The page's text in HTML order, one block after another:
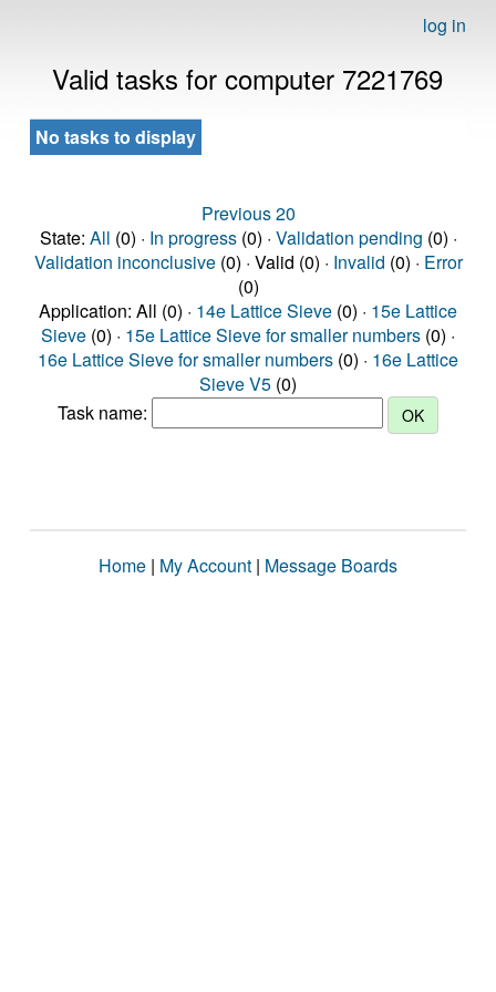
log in
Valid tasks for computer 7221769
No tasks to display
Previous 20
State: All (0) · In progress(0) · Validation pending (0) ·
Validation inconclusive(0) · Valid (0) · Invalid (0) · Error
(0)
Application: All (0) · 14e Lattice Sieve (0) · 15e Lattice
Sieve (0) · 15e Lattice Sieve for smaller numbers (0) ·
16e Lattice Sieve for smaller numbers (0) · 16e Lattice
Sieve V5 (0)
Task name:
Home | My Account | Message Boards